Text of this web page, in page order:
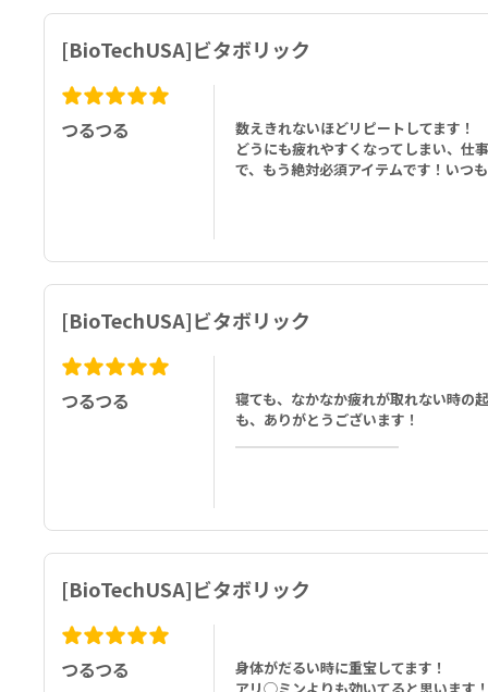
成分：増粘剤（セルロースゲル）、オルトリン酸のカルシウム塩、
ウム、コーティング剤［安定剤（ポリビニルアルコール－ポリエチ
ル）］、フマル酸第一鉄、ニコチンアミド、リボフラビン、エンジ
ジ）果実エキス、イノシトール、硫酸銅、コレカルシフェロール、
[BioTechUSA]ビタボリック
つるつる
数えきれないほどリピートしてます！
どうにも疲れやすくなってしまい、仕
で、もう絶対必須アイテムです！いつ
[BioTechUSA]ビタボリック
つるつる
寝ても、なかなか疲れが取れない時の
も、ありがとうございます！
[BioTechUSA]ビタボリック
つるつる
身体がだるい時に重宝してます！